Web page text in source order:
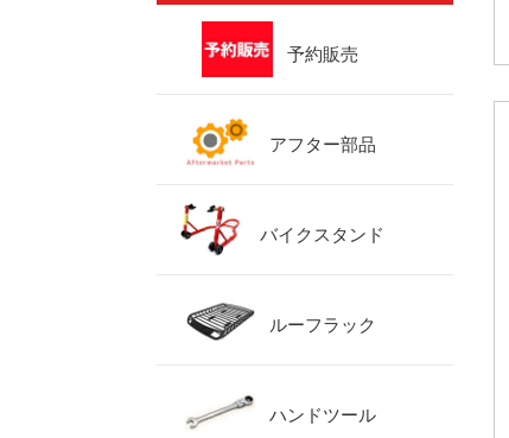
予約販売
アフター部品
バイクスタンド
ルーフラック
ハンドツール